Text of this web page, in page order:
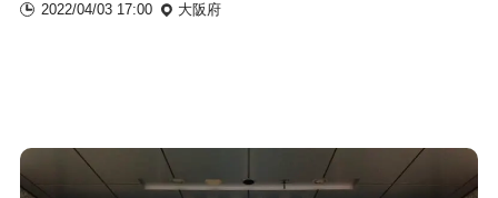
2022/04/03 17:00 大阪府